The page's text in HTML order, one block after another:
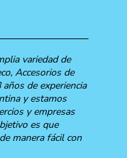
variedad de
Accesorios de
de experiencia
y estamos
y empresas
es que
manera fácil con